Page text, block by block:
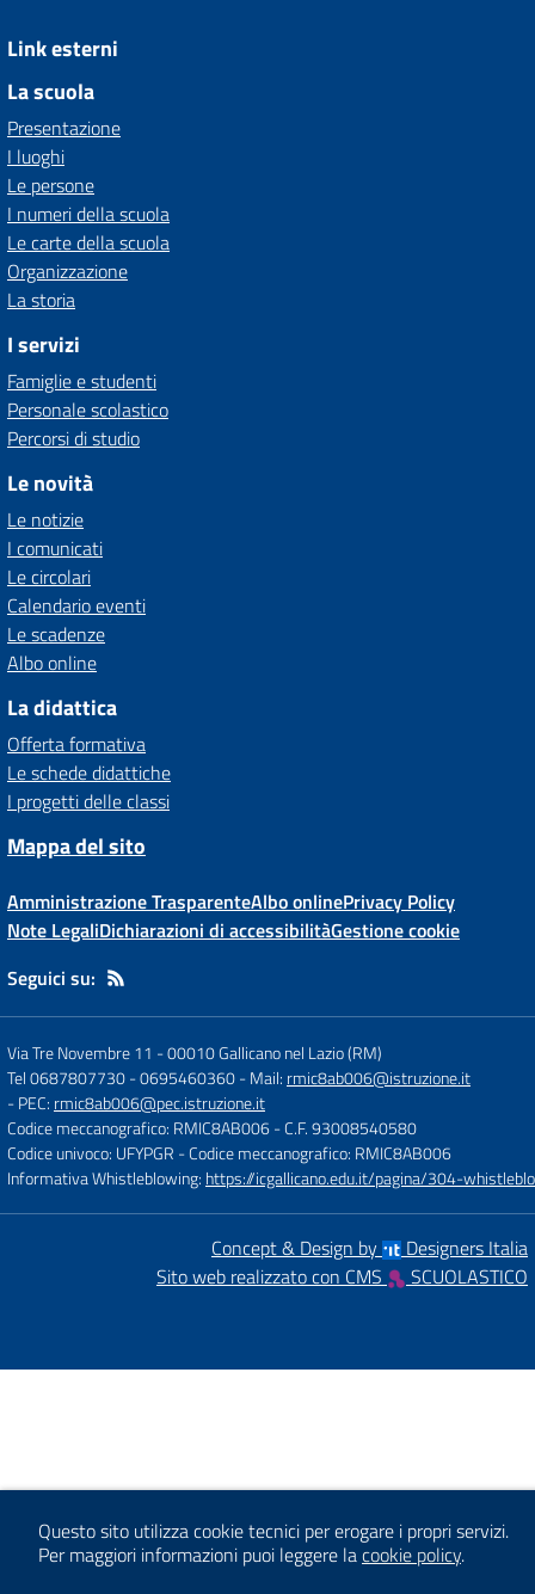
Link esterni
La scuola
Presentazione
I luoghi
Le persone
I numeri della scuola
Le carte della scuola
Organizzazione
La storia
I servizi
Famiglie e studenti
Personale scolastico
Percorsi di studio
Le novità
Le notizie
I comunicati
Le circolari
Calendario eventi
Le scadenze
Albo online
La didattica
Offerta formativa
Le schede didattiche
I progetti delle classi
Mappa del sito
Amministrazione TrasparenteAlbo onlinePrivacy Policy
Note LegaliDichiarazioni di accessibilitàGestione cookie
Seguici su:
Via Tre Novembre 11 -00010 Gallicano nel Lazio (RM)
Tel 0687807730 - 0695460360- Mail: rmic8ab006@istruzione.it
- PEC: rmic8ab006@pec.istruzione.it
Codice meccanografico: RMIC8AB006- C.F. 93008540580
Codice univoco: UFYPGR - Codice meccanografico: RMIC8AB006
Informativa Whistleblowing: https://icgallicano.edu.it/pagina/304-
Concept & Design by
Designers Italia
Sito web realizzato con CMS
SCUOLASTICO
Questo sito utilizza cookie tecnici per erogare i propri servizi.
Per maggiori informazioni puoi leggere lacookie policy.